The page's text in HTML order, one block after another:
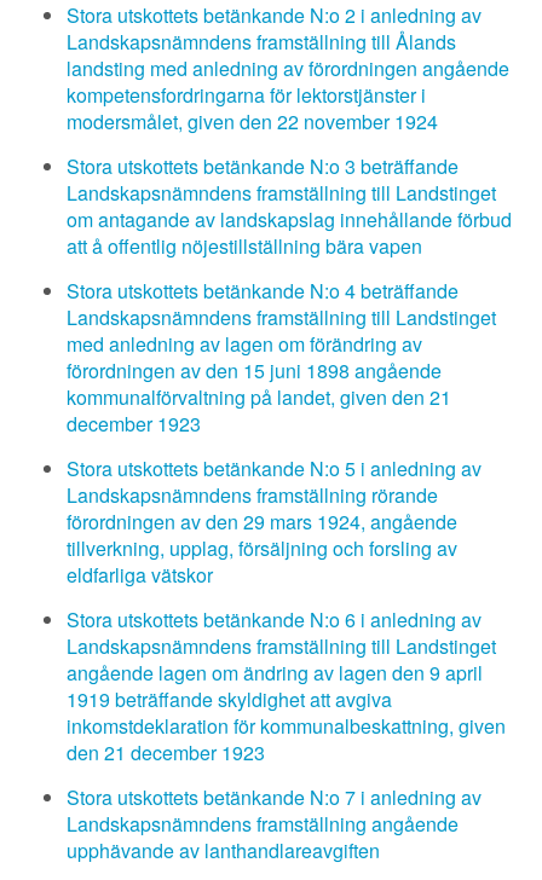
Stora utskottets betänkande N:o 2 i anledning av
Landskapsnämndens framställning till Ålands
landsting med anledning av förordningen angående
kompetensfordringarna för lektorstjänster i
modersmålet, given den 22 november 1924
Stora utskottets betänkande N:o 3 beträffande
Landskapsnämndens framställning till Landstinget
om antagande av landskapslag innehållande förbud
att å offentlig nöjestillställning bära vapen
Stora utskottets betänkande N:o 4 beträffande
Landskapsnämndens framställning till Landstinget
med anledning av lagen om förändring av
förordningen av den 15 juni 1898 angående
kommunalförvaltning på landet, given den 21
december 1923
Stora utskottets betänkande N:o 5 i anledning av
Landskapsnämndens framställning rörande
förordningen av den 29 mars 1924, angående
tillverkning, upplag, försäljning och forsling av
eldfarliga vätskor
Stora utskottets betänkande N:o 6 i anledning av
Landskapsnämndens framställning till Landstinget
angående lagen om ändring av lagen den 9 april
1919 beträffande skyldighet att avgiva
inkomstdeklaration för kommunalbeskattning, given
den 21 december 1923
Stora utskottets betänkande N:o 7 i anledning av
Landskapsnämndens framställning angående
upphävande av lanthandlareavgiften